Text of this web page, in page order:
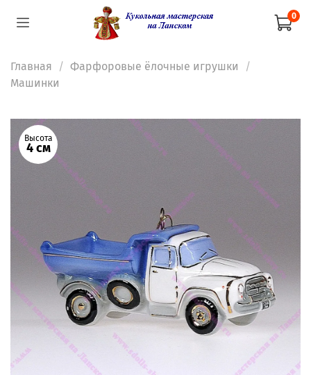
0
Главная
Фарфоровые ёлочные игрушки
Машинки
Высота
4 см